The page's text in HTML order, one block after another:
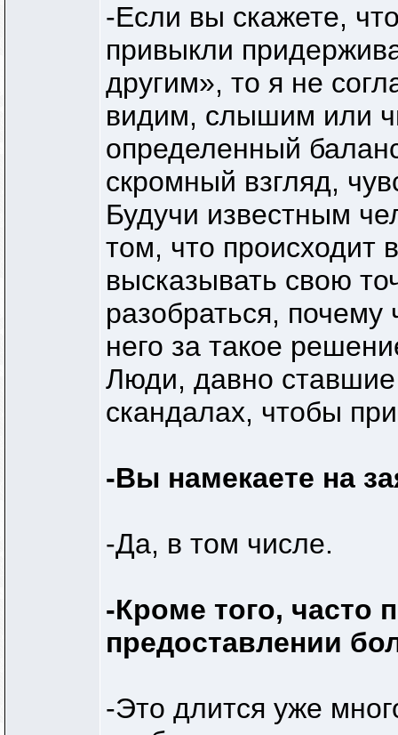
-Если вы скажете,
привыкли
другим», то я не
видим, слышим или
определенный
скромный взгляд,
Будучи известным
том, что происходит
высказывать свою
разобраться, почему
него за такое
Люди, давно
скандалах, чтобы
-Вы намекаете на
-Да, в том числе.
-Кроме того, часто
предоставлении
-Это длится уже